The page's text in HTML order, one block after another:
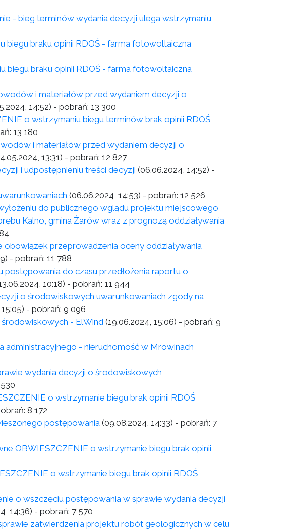
- bieg terminów wydania decyzji ulega wstrzymaniu
biegu braku opinii RDOŚ - farma fotowoltaiczna
biegu braku opinii RDOŚ - farma fotowoltaiczna
i materiałów przed wydaniem decyzji o
14:52) - pobrań: 13 300
o wstrzymaniu biegu terminów brak opinii RDOŚ
13 180
i materiałów przed wydaniem decyzji o
13:31) - pobrań: 12 827
i udpostępnieniu treści decyzji (06.06.2024, 14:52) -
(06.06.2024, 14:53) - pobrań: 12 526
do publicznego wglądu projektu miejscowego
Kalno, gmina Żarów wraz z prognozą oddziaływania
obowiązek przeprowadzenia oceny oddziaływania
- pobrań: 11 788
postępowania do czasu przedłożenia raportu o
10:18) - pobrań: 11 944
o środowiskowych uwarunkowaniach zgody na
- pobrań: 9 096
środowiskowych - ElWind (19.06.2024, 15:06) - pobrań: 9
administracyjnego - nieruchomość w Mrowinach
wydania decyzji o środowiskowych
o wstrzymanie biegu brak opinii RDOŚ
8 172
postępowania (09.08.2024, 14:33) - pobrań: 7
OBWIESZCZENIE o wstrzymanie biegu brak opinii
o wstrzymanie biegu brak opinii RDOŚ
o wszczęciu postępowania w sprawie wydania decyzji
14:36) - pobrań: 7 570
zatwierdzenia projektu robót geologicznych w celu